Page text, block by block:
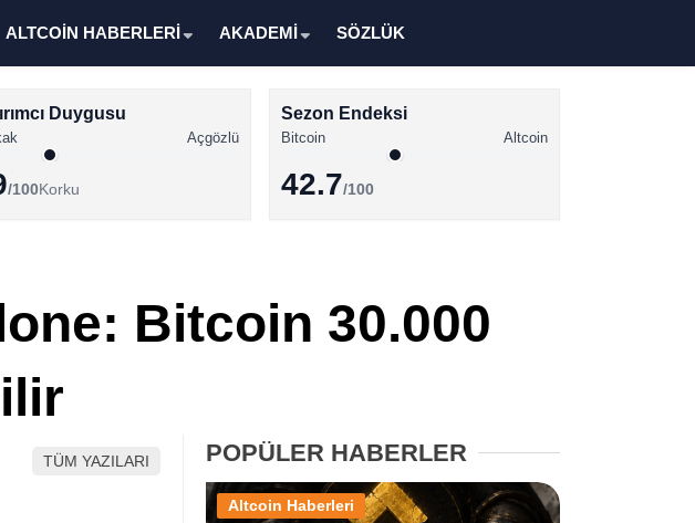
Altcoin Haberleri
XRP Haberleri
Memecoin Haberleri
ALTCOİN HABERLERİ AKADEMİ SÖZLÜK
Duygusu
Açgözlü
/100Korku
Sezon Endeksi
Bitcoin Altcoin
42.7/100
Bitcoin 30.000
TÜM YAZILARI POPÜLER HABERLER
Altcoin Haberleri